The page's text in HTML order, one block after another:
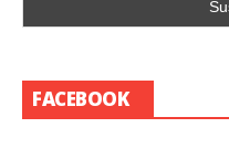
FACEBOOK